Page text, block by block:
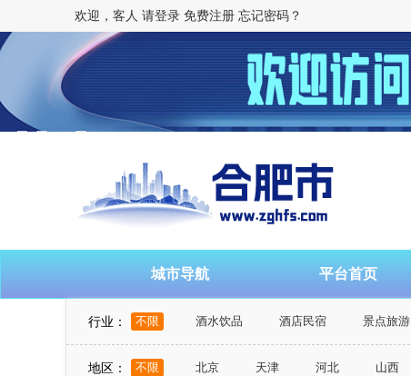
欢迎，客人 请登录 免费注册 忘记密码？
城市导航 平台首页
行业： 不限 酒水饮品 酒店民宿 景点旅游
地区： 不限 北京 天津 河北 山西